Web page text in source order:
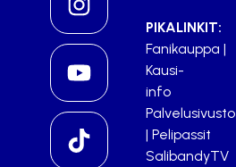
PIKALINKIT:
Fanikauppa |
Kausi-
info
Palvelusivusto
| Pelipassit
SalibandyTV